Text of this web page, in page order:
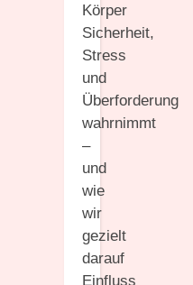
Körper
Sicherheit,
Stress
und
Überforderung
wahrnimmt
–
und
wie
wir
gezielt
darauf
Einfluss